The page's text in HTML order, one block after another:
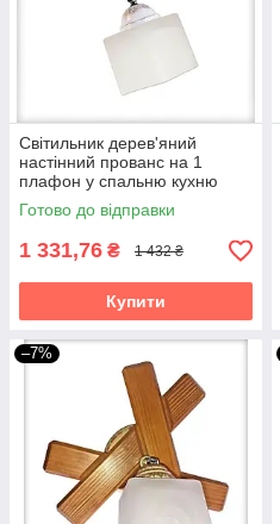
Світильник дерев'яний
настінний прованс на 1
плафон у спальню кухню
коридор гардероб бра
Квадро/1 білий
Готово до відправки
1 331,76 ₴ 1 432 ₴
Купити
–7%